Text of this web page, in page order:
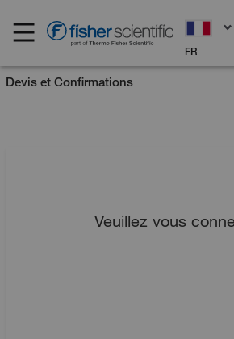
FR
Devis et Confirmations
Veuillez vous